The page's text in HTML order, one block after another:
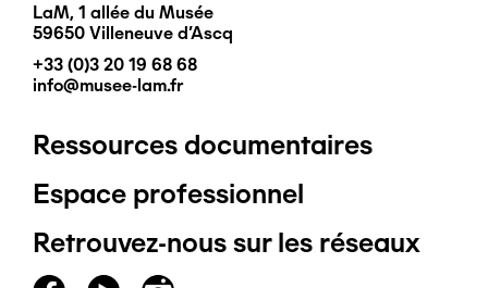
LaM, 1 allée du Musée
59650 Villeneuve d'Ascq
+33 (0)3 20 19 68 68
info@musee-lam.fr
Pied
de
page
Ressources documentaires
Espace professionnel
Retrouvez-nous sur les réseaux